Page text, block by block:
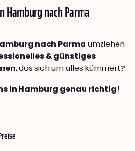
Hamburg nachParma
nach Parma umziehen
& günstiges
, das sich um alles kümmert?
in Hamburg genau richtig!